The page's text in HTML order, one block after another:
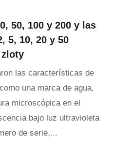
50, 100 y 200 y las
5, 10, 20 y 50
zloty
las características de
una marca de agua,
microscópica en el
bajo luz ultravioleta
de serie,...